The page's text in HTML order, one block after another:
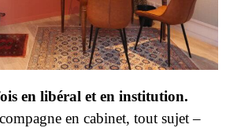
en libéral et en institution.
en cabinet, tout sujet –